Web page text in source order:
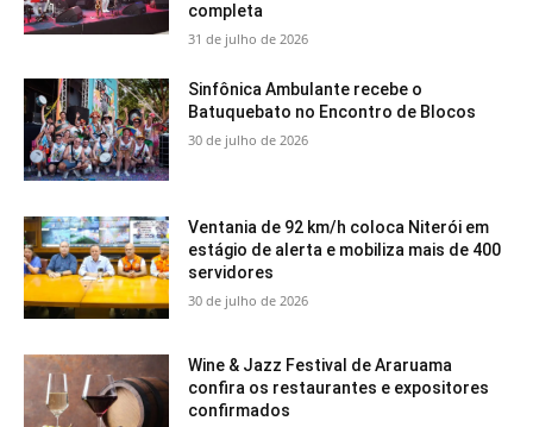
completa
31 de julho de 2026
Sinfônica Ambulante recebe o
Batuquebato no Encontro de Blocos
30 de julho de 2026
Ventania de 92 km/h coloca Niterói em
estágio de alerta e mobiliza mais de 400
servidores
30 de julho de 2026
Wine & Jazz Festival de Araruama
confira os restaurantes e expositores
confirmados